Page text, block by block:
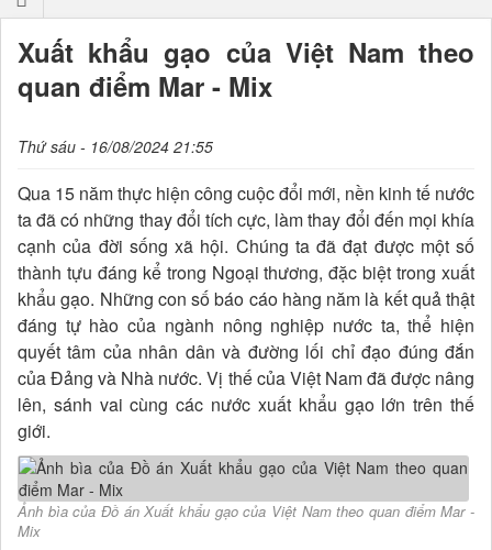
Xuất khẩu gạo của Việt Nam theo
quan điểm Mar - Mix
Thứ sáu - 16/08/2024 21:55
Qua 15 năm thực hiện công cuộc đổi mới, nền kinh tế nước
ta đã có những thay đổi tích cực, làm thay đổi đến mọi khía
cạnh của đời sống xã hội. Chúng ta đã đạt được một số
thành tựu đáng kể trong Ngoại thương, đặc biệt trong xuất
khẩu gạo. Những con số báo cáo hàng năm là kết quả thật
đáng tự hào của ngành nông nghiệp nước ta, thể hiện
quyết tâm của nhân dân và đường lối chỉ đạo đúng đắn
của Đảng và Nhà nước. Vị thế của Việt Nam đã được nâng
lên, sánh vai cùng các nước xuất khẩu gạo lớn trên thế
giới.
Ảnh bìa của Đồ án Xuất khẩu gạo của Việt Nam theo quan điểm Mar -
Mix